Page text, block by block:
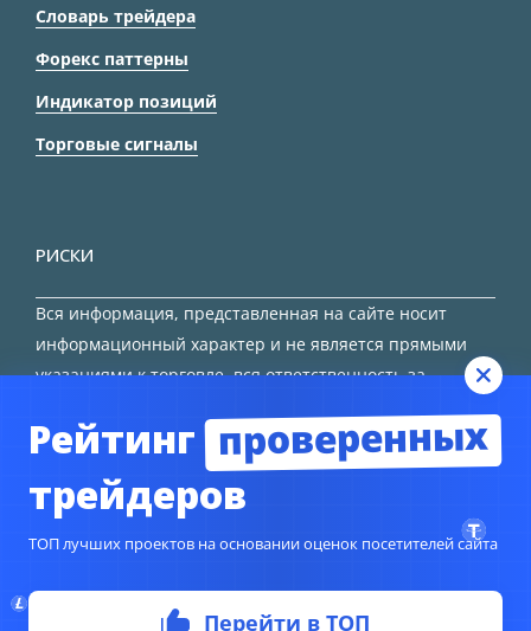
Словарь трейдера
Форекс паттерны
Индикатор позиций
Торговые сигналы
РИСКИ
Вся информация, представленная на сайте носит
информационный характер и не является прямыми
указаниями к торговле, вся ответственность за
© Copyright 2024TORFOREX.COM
Рейтинг проверенных
трейдеров
ТОП лучших проектов на основании оценок посетителей сайта
Перейти в ТОП